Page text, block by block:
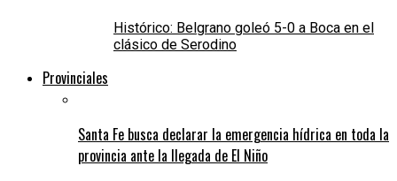
Histórico: Belgrano goleó 5-0 a Boca en el
clásico de Serodino
Provinciales
Santa Fe busca declarar la emergencia hídrica en toda la
provincia ante la llegada de El Niño